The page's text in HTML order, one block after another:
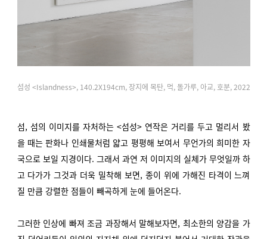
섬성 <Islandness>, 140.2X194cm, 장지에 목탄, 먹, 돌가루, 아교, 호분, 2022
섬, 섬의 이미지를 자처하는 <섬성> 연작은 거리를 두고 멀리서 봤
을 때는 판화나 인쇄물처럼 얇고 평평해 보여서 무언가의 희미한 자
국으로 보일 지경이다. 그래서 과연 저 이미지의 실체가 무엇일까 하
고 다가가 그것과 더욱 밀착해 보면, 종이 위에 가해진 타격이 느껴
질 만큼 강렬한 점들이 빼곡하게 눈에 들어온다.
그러한 인상에 빠져 조금 과장해서 말해보자면, 최소한의 양감을 가